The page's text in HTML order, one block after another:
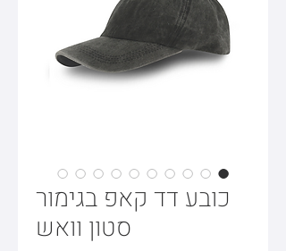
כובע דד קאפ בגימור
סטון וואש